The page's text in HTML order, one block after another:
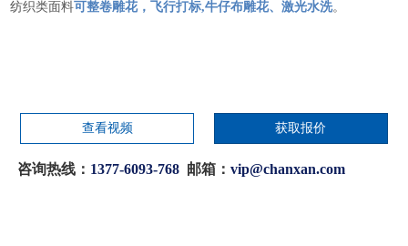
纺织类面料可整卷雕花，飞行打标,牛仔布雕花、激光水洗。
查看视频 获取报价
咨询热线： 1377-6093-768 邮箱：vip@chanxan.com